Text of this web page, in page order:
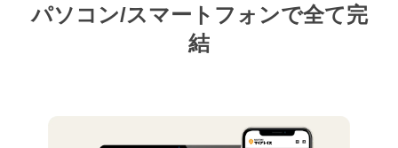
パソコン/スマートフォンで全て完
結